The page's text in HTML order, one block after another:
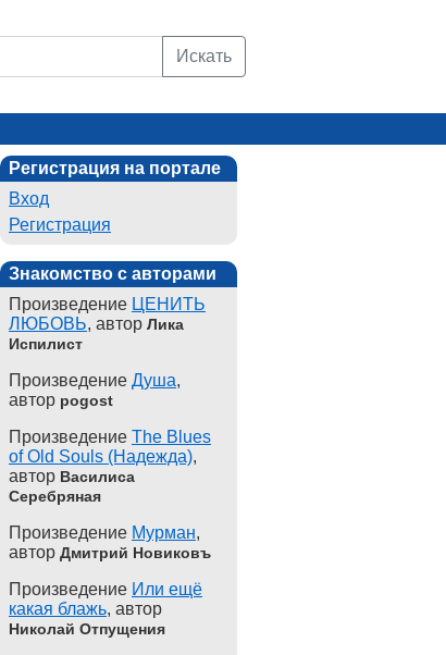
Искать
Регистрация на портале
Вход
Регистрация
Знакомство с авторами
Произведение ЦЕНИТЬ
ЛЮБОВЬ, автор Лика
Испилист
Произведение Душа,
автор pogost
Произведение The Blues
of Old Souls (Надежда),
автор Василиса
Серебряная
Произведение Мурман,
автор Дмитрий Новиковъ
Произведение Или ещё
какая блажь, автор
Николай Отпущения